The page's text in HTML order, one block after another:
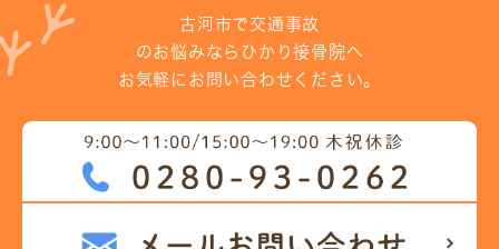
古河市で交通事故
のお悩みならひかり接骨院へ
お気軽にお問い合わせください。